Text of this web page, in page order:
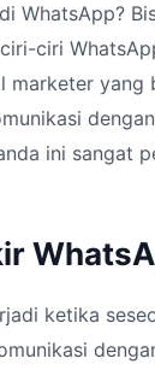
WhatsApp?
ciri
marketer yang
ini sangat
ketika